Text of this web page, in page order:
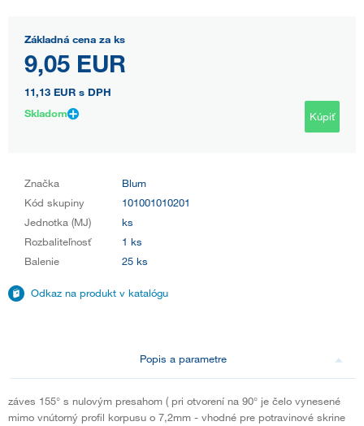
Základná cena za ks
9,05 EUR
11,13 EUR s DPH
Skladom
Kúpiť
Značka
Blum
Kód skupiny
101001010201
Jednotka (MJ)
ks
Rozbaliteľnosť
1 ks
Balenie
25 ks
Odkaz na produkt v katalógu
Popis a parametre
záves 155° s nulovým presahom ( pri otvorení na 90° je čelo vynesené
mimo vnútorný profil korpusu o 7,2mm - vhodné pre potravinové skrine